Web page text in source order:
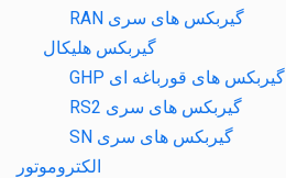
گیربکس های سری RAN
گیربکس هلیکال
گیربکس های قورباغه ای GHP
گیربکس های سری RS2
گیربکس های سری SN
الکتروموتور